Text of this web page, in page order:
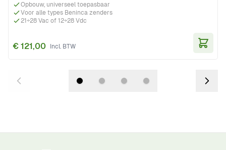
Opbouw, universeel toepasbaar
Voor alle types Beninca zenders
21÷28 Vac of 12÷28 Vdc
€ 121,00